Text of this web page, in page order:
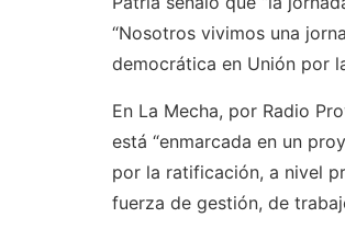
“Nosotros vivimos una
democrática en Unión por
En La Mecha, por Radio
está “enmarcada en un
por la ratificación, a nivel
fuerza de gestión, de